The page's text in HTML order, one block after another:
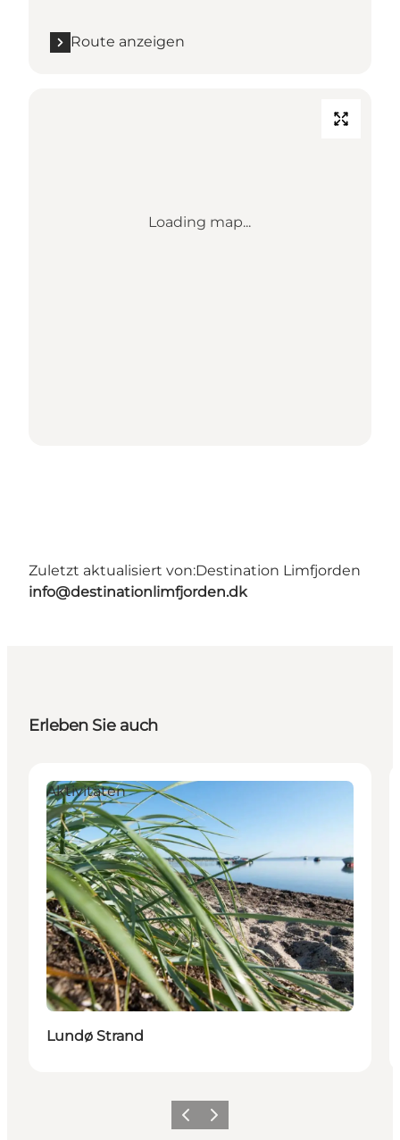
Route anzeigen
Loading map...
Zuletzt aktualisiert von:Destination Limfjorden
info@destinationlimfjorden.dk
Erleben Sie auch
Aktivitäten
Lundø Strand
Vorherige Folie
Nächste Folie